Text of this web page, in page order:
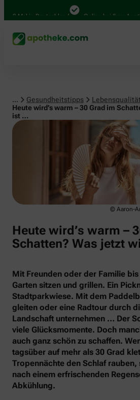
Mal in Deutschland Online bei Ihrer
... Gesundheitstipps
Heute wird’s warm – 30 Grad im
ist …
Lebensqualität & Prävention
© Aaron-
Heute wird’s warm –
Schatten? Was jetzt
Mit Freunden oder der Familie
Garten sitzen und grillen. Ein
Stadtparkwiese. Mit dem
gleiten oder eine Radtour durch
Landschaft unternehmen … Der
viele Glücksmomente. Doch
auch ganz schön zu schaffen.
tagsüber auf mehr als 30 Grad
Tropennächte den Schlaf rauben,
nach einem erfrischenden
Abkühlung.